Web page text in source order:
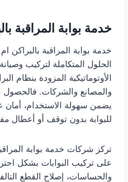
خدمة بوابة المراقبة
خدمة بوابة المراقبة بالبراكن
الحلول المتكاملة لتركيب
الأوتوماتيكية المزودة بنظام
والمصانع والشركات. فالحصول
يضمن سهولة الاستخدام، أمان
للبوابة بدون توقف أو أعطال
تركز شركات خدمة بوابة
على تركيب البوابات بشكل
والحساسات، إصلاح القطع